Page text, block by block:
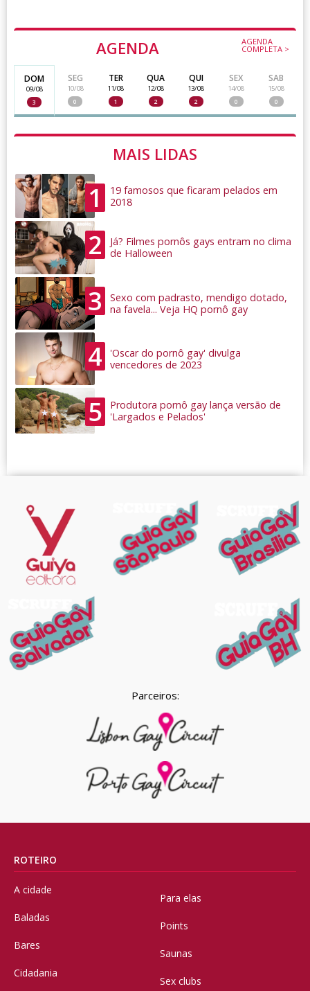
AGENDA AGENDA
COMPLETA >
DOM
09/08
3
SEG
10/08
0
TER
11/08
1
QUA
12/08
2
QUI
13/08
2
SEX
14/08
0
SAB
15/08
0
MAIS LIDAS
1
19 famosos que ficaram pelados em
2018
2
Já? Filmes pornôs gays entram no clima
de Halloween
3
Sexo com padrasto, mendigo dotado,
na favela... Veja HQ pornô gay
4
'Oscar do pornô gay' divulga
vencedores de 2023
5
Produtora pornô gay lança versão de
'Largados e Pelados'
Parceiros:
ROTEIRO
A cidade
Baladas
Bares
Cidadania
Para elas
Points
Saunas
Sex clubs